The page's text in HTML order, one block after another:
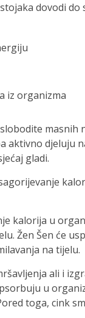
dovodi do
iz organizma
masnih
aktivno djeluju
gladi.
kalorija u
Žen Šen će
na tijelu.
ali i
u
toga, cink